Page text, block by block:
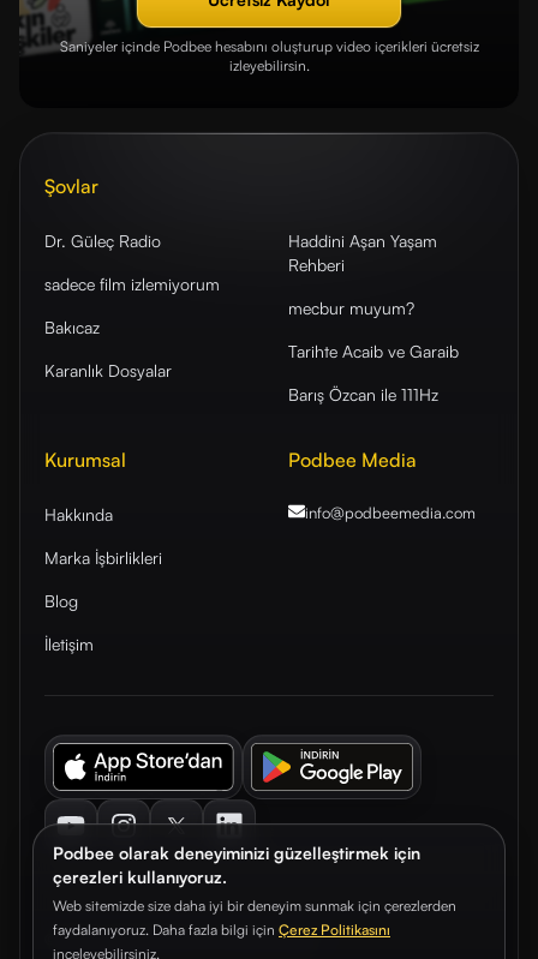
Podbee olarak deneyiminizi güzelleştirmek için
çerezleri kullanıyoruz.
Web sitemizde size daha iyi bir deneyim sunmak için çerezlerden
faydalanıyoruz. Daha fazla bilgi için Çerez Politikasını
inceleyebilirsiniz.
Saniyeler içinde Podbee hesabını oluşturup video içerikleri ücretsiz
izleyebilirsin.
Şovlar
Dr. Güleç Radio
sadece film izlemiyorum
Bakıcaz
Karanlık Dosyalar
Haddini Aşan Yaşam
Rehberi
mecbur muyum?
Tarihte Acaib ve Garaib
Barış Özcan ile 111Hz
Kurumsal
Hakkında
Marka İşbirlikleri
Blog
İletişim
Podbee Media
info@podbeemedia.com
© 2026. Podbee Media. Tüm hakları saklıdır.